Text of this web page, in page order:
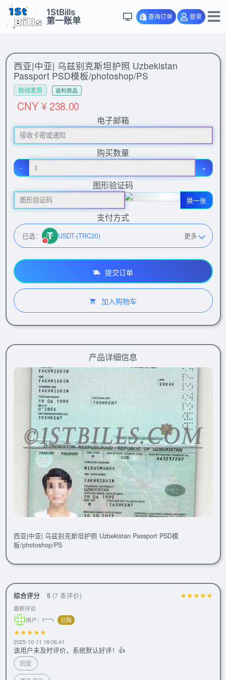
1StBills
第一账单
查询订单 登录
西亚|中亚| 乌兹别克斯坦护照 Uzbekistan
Passport PSD模板/photoshop/PS
自动发货 返利商品
CNY ¥ 238.00
电子邮箱
购买数量
- +
图形验证码
换一张
支付方式
已选： USDT-(TRC20) 更多
提交订单
加入购物车
产品详细信息
西亚|中亚| 乌兹别克斯坦护照 Uzbekistan Passport PSD模
板/photoshop/PS
综合评分 5 (7 条评价)
最新评论
用户：f****r
已购
2025-10-11 18:06:41
该用户未及时评价，系统默认好评！👍
回复